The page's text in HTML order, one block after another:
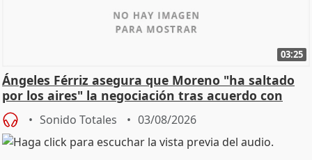
03:25
Ángeles Férriz asegura que Moreno "ha saltado
por los aires" la negociación tras acuerdo con
SMA
Sonido Totales 03/08/2026